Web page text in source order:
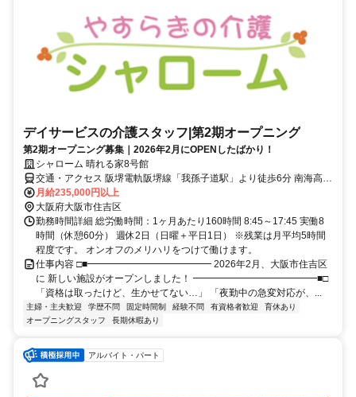
デイサービスの介護スタッフ|第2期オープニング
第2期オープニング募集｜2026年2月にOPENしたばかり！
シャローム 晴れる家8号館
交通・アクセス 阪堺電軌阪堺線「我孫子道駅」より徒歩6分 南海高野
線「我孫子前駅」より徒歩8分
月給235,000円以上
大阪府大阪市住吉区
勤務時間詳細 総労働時間：1ヶ月あたり160時間 8:45～17:45 実働8
時間（休憩60分） 週休2日（日曜＋平日1日） ※残業は月平均5時間
程度です。 オンオフのメリハリをつけて働けます。
仕事内容 □■━━━━━━━━━━━━━ 2026年2月、大阪市住吉区
に 新しい施設がオープンしました！ ━━━━━━━━━━━━━■□
「資格は取ったけど、生かせてない…」 「夜勤中の急変対応が、...
主婦・主夫歓迎 学歴不問 固定時間制 経験不問 有資格者歓迎
育休あり
オープニングスタッフ
長期休暇あり
アルバイト・パート